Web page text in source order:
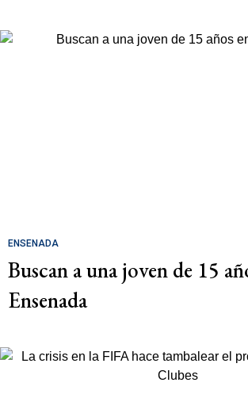
ENSENADA
Buscan a una joven de 15
Ensenada